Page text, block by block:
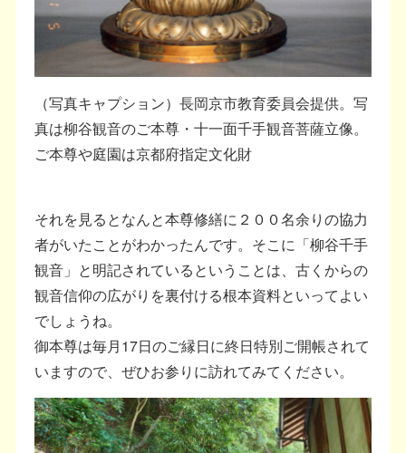
（写真キャプション）長岡京市教育委員会提供。写
真は柳谷観音のご本尊・十一面千手観音菩薩立像。
ご本尊や庭園は京都府指定文化財
それを見るとなんと本尊修繕に２００名余りの協力
者がいたことがわかったんです。そこに「柳谷千手
観音」と明記されているということは、古くからの
観音信仰の広がりを裏付ける根本資料といってよい
でしょうね。
御本尊は毎月17日のご縁日に終日特別ご開帳されて
いますので、ぜひお参りに訪れてみてください。